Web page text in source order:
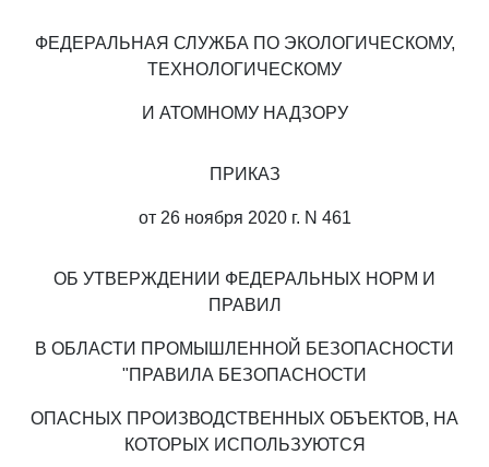
ФЕДЕРАЛЬНАЯ СЛУЖБА ПО ЭКОЛОГИЧЕСКОМУ,
ТЕХНОЛОГИЧЕСКОМУ
И АТОМНОМУ НАДЗОРУ
ПРИКАЗ
от 26 ноября 2020 г. N 461
ОБ УТВЕРЖДЕНИИ ФЕДЕРАЛЬНЫХ НОРМ И
ПРАВИЛ
В ОБЛАСТИ ПРОМЫШЛЕННОЙ БЕЗОПАСНОСТИ
"ПРАВИЛА БЕЗОПАСНОСТИ
ОПАСНЫХ ПРОИЗВОДСТВЕННЫХ ОБЪЕКТОВ, НА
КОТОРЫХ ИСПОЛЬЗУЮТСЯ